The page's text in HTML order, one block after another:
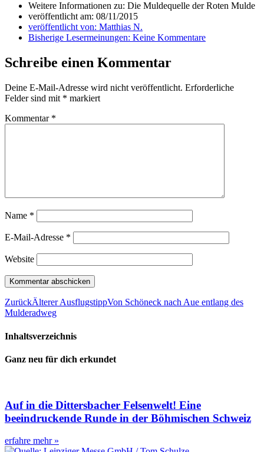
Weitere Informationen zu: Die Muldequelle der Roten Mulde
veröffentlicht am: 08/11/2015
veröffentlicht von: Matthias N.
Bisherige Lesermeinungen: Keine Kommentare
Schreibe einen Kommentar
Deine E-Mail-Adresse wird nicht veröffentlicht. Erforderliche
Felder sind mit * markiert
Kommentar *
Name *
E-Mail-Adresse *
Website
ZurückÄlterer AusflugstippVon Schöneck nach Aue entlang des
Mulderadweg
Inhaltsverzeichnis
Ganz neu für dich erkundet
Auf in die Dittersbacher Felsenwelt! Eine
beeindruckende Runde in der Böhmischen Schweiz
erfahre mehr »